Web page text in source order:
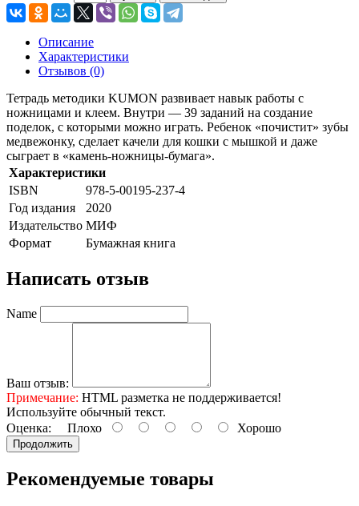
Описание
Характеристики
Отзывов (0)
Тетрадь методики KUMON развивает навык работы с
ножницами и клеем. Внутри — 39 заданий на создание
поделок, с которыми можно играть. Ребенок «почистит» зубы
медвежонку, сделает качели для кошки с мышкой и даже
сыграет в «камень-ножницы-бумага».
Характеристики
ISBN
978-5-00195-237-4
Год издания
2020
Издательство МИФ
Формат
Бумажная книга
Написать отзыв
Name
Ваш отзыв:
Примечание: HTML разметка не поддерживается!
Используйте обычный текст.
Оценка: Плохо Хорошо
Продолжить
Рекомендуемые товары